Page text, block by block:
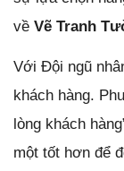
về Vẽ Tranh
Với Đội ngũ
khách hàng.
lòng khách
một tốt hơn để